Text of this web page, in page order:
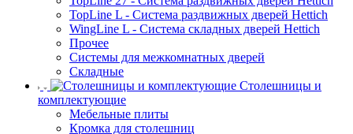
TopLine L - Система раздвижных дверей Hettich
WingLine L - Система складных дверей Hettich
Прочее
Системы для межкомнатных дверей
Складные
Столешницы и
комплектующие
Мебельные плиты
Кромка для столешниц